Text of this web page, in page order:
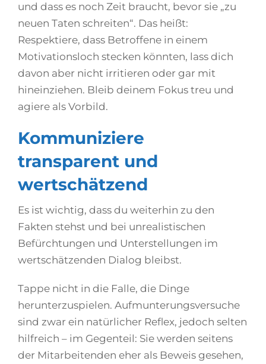
und dass es noch Zeit braucht, bevor sie „zu
neuen Taten schreiten“. Das heißt:
Respektiere, dass Betroffene in einem
Motivationsloch stecken könnten, lass dich
davon aber nicht irritieren oder gar mit
hineinziehen. Bleib deinem Fokus treu und
agiere als Vorbild.
Kommuniziere
transparent und
wertschätzend
Es ist wichtig, dass du weiterhin zu den
Fakten stehst und bei unrealistischen
Befürchtungen und Unterstellungen im
wertschätzenden Dialog bleibst.
Tappe nicht in die Falle, die Dinge
herunterzuspielen. Aufmunterungsversuche
sind zwar ein natürlicher Reflex, jedoch selten
hilfreich – im Gegenteil: Sie werden seitens
der Mitarbeitenden eher als Beweis gesehen,